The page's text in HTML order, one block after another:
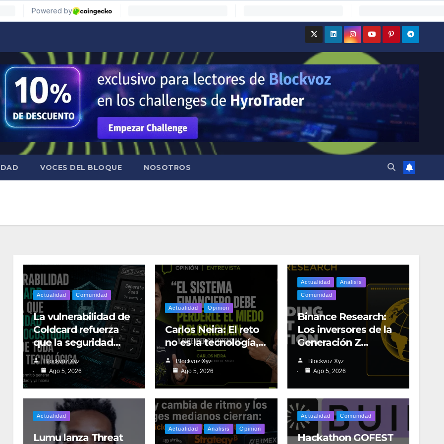
VOCES DEL BLOQUE NOSOTROS
Actualidad Comunidad
La vulnerabilidad de
Coldcard refuerza
que la seguridad…
Blockvoz.xyz
Ago 5, 2026
Actualidad Opinion
Carlos Neira: El reto
no es la tecnología,…
Blockvoz.xyz
Ago 5, 2026
Actualidad Analisis
Comunidad
Binance Research:
Los inversores de la
Generación Z…
Blockvoz.xyz
Ago 5, 2026
Actualidad
Lumu lanza Threat
Actualidad Analisis Opinion
Actualidad Comunidad
Hackathon GOFEST